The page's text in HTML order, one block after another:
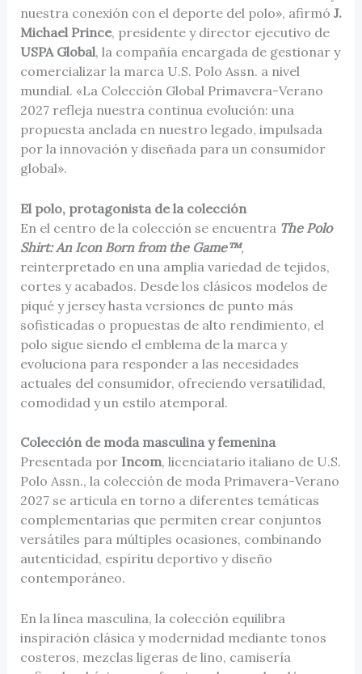
nuestra conexión con el deporte del polo», afirmó J.
Michael Prince, presidente y director ejecutivo de
USPA Global, la compañía encargada de gestionar y
comercializar la marca U.S. Polo Assn. a nivel
mundial. «La Colección Global Primavera-Verano
2027 refleja nuestra continua evolución: una
propuesta anclada en nuestro legado, impulsada
por la innovación y diseñada para un consumidor
global».
El polo, protagonista de la colección
En el centro de la colección se encuentra The Polo
Shirt: An Icon Born from the Game™,
reinterpretado en una amplia variedad de tejidos,
cortes y acabados. Desde los clásicos modelos de
piqué y jersey hasta versiones de punto más
sofisticadas o propuestas de alto rendimiento, el
polo sigue siendo el emblema de la marca y
evoluciona para responder a las necesidades
actuales del consumidor, ofreciendo versatilidad,
comodidad y un estilo atemporal.
Colección de moda masculina y femenina
Presentada por Incom, licenciatario italiano de U.S.
Polo Assn., la colección de moda Primavera-Verano
2027 se articula en torno a diferentes temáticas
complementarias que permiten crear conjuntos
versátiles para múltiples ocasiones, combinando
autenticidad, espíritu deportivo y diseño
contemporáneo.
En la línea masculina, la colección equilibra
inspiración clásica y modernidad mediante tonos
costeros, mezclas ligeras de lino, camisería